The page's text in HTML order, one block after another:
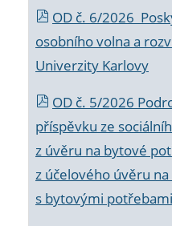
OD č. 6/2026
osobního volna a
Univerzity Karlovy
OD č. 5/2026
příspěvku ze
z úvěru na bytové
z účelového úvěru
s bytovými